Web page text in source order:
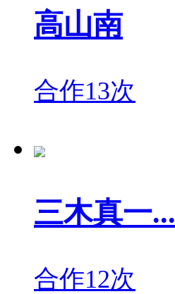
高山南
合作13次
三木真一...
合作12次